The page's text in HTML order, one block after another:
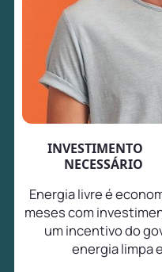
INVESTIMENTO
NECESSÁRIO
Energia livre é
meses com
um incentivo do
energia limpa